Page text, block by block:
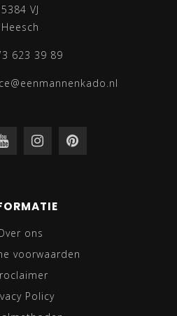
5384 VJ
Heesch
623 39 89
ons
voorwaarden
Policy